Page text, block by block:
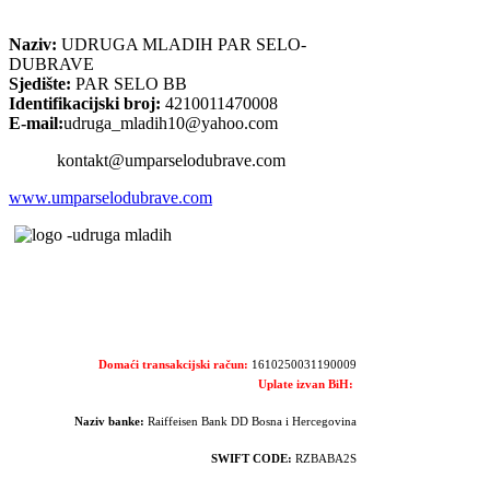
Naziv: UDRUGA MLADIH PAR SELO-
DUBRAVE
Sjedište: PAR SELO BB
Identifikacijski broj: 4210011470008
E-mail:udruga_mladih10@yahoo.com
kontakt@umparselodubrave.com
www.umparselodubrave.com
Domaći transakcijski račun: 1610250031190009
Uplate izvan BiH:
Naziv banke: Raiffeisen Bank DD Bosna i Hercegovina
SWIFT CODE: RZBABA2S